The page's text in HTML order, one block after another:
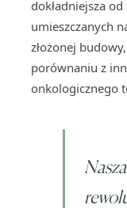
dokładniejsza
umieszczanych
złożonej
porównaniu z
onkologicznego